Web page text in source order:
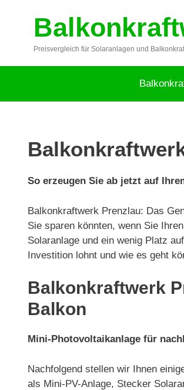
springen
Preisvergleich für Solaranlagen und
So erzeugen Sie ab jetzt auf
Balkonkraftwerk Prenzlau: Das
Sie sparen könnten, wenn Sie
Solaranlage und ein wenig Platz
Investition lohnt und wie es geht
Balkonkraftwerk
Balkon
Mini-Photovoltaikanlage für
Nachfolgend stellen wir Ihnen
als Mini-PV-Anlage, Stecker